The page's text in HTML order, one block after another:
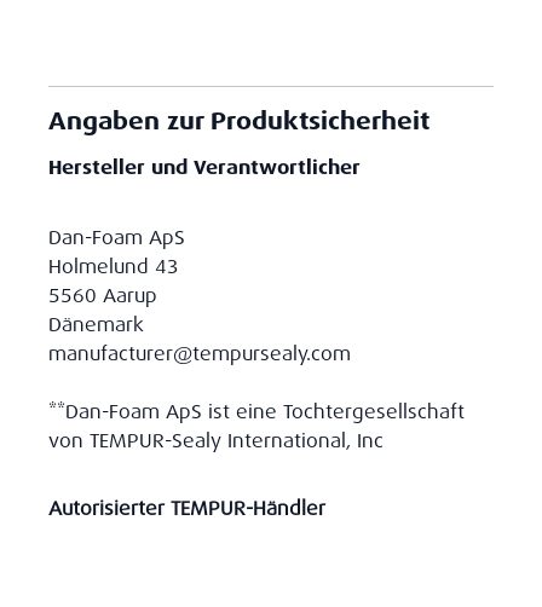
Angaben zur Produktsicherheit
Hersteller und Verantwortlicher
Dan-Foam ApS
Holmelund 43
5560 Aarup
Dänemark
manufacturer@tempursealy.com
**Dan-Foam ApS ist eine Tochtergesellschaft
von TEMPUR-Sealy International, Inc
Autorisierter TEMPUR-Händler